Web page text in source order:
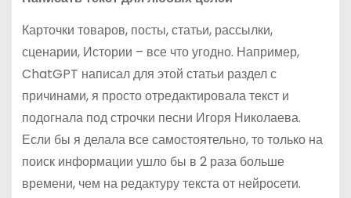
Карточки товаров, посты, статьи, рассылки,
сценарии, Истории – все что угодно. Например,
ChatGPT написал для этой статьи раздел с
причинами, я просто отредактировала текст и
подогнала под строчки песни Игоря Николаева.
Если бы я делала все самостоятельно, то только на
поиск информации ушло бы в 2 раза больше
времени, чем на редактуру текста от нейросети.